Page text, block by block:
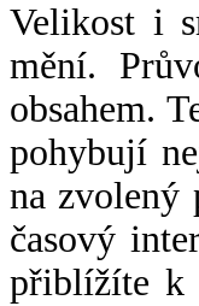
Velikost i
mění.
obsahem.
pohybují
na zvolený
časový
přiblížíte k